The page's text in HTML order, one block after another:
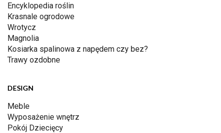
Encyklopedia roślin
Krasnale ogrodowe
Wrotycz
Magnolia
Kosiarka spalinowa z napędem czy bez?
Trawy ozdobne
DESIGN
Meble
Wyposażenie wnętrz
Pokój Dziecięcy